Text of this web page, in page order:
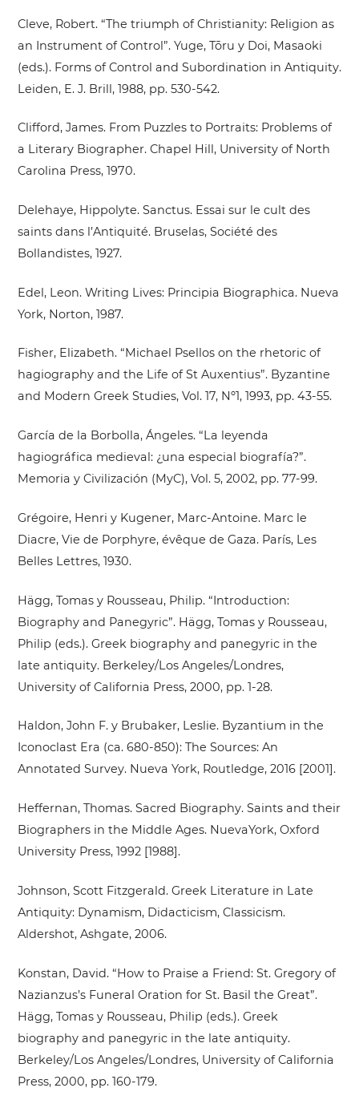
Cleve, Robert. “The triumph of Christianity: Religion as
an Instrument of Control”. Yuge, Tōru y Doi, Masaoki
(eds.). Forms of Control and Subordination in Antiquity.
Leiden, E. J. Brill, 1988, pp. 530-542.
Clifford, James. From Puzzles to Portraits: Problems of
a Literary Biographer. Chapel Hill, University of North
Carolina Press, 1970.
Delehaye, Hippolyte. Sanctus. Essai sur le cult des
saints dans l’Antiquité. Bruselas, Société des
Bollandistes, 1927.
Edel, Leon. Writing Lives: Principia Biographica. Nueva
York, Norton, 1987.
Fisher, Elizabeth. “Michael Psellos on the rhetoric of
hagiography and the Life of St Auxentius”. Byzantine
and Modern Greek Studies, Vol. 17, Nº1, 1993, pp. 43-55.
García de la Borbolla, Ángeles. “La leyenda
hagiográfica medieval: ¿una especial biografía?”.
Memoria y Civilización (MyC), Vol. 5, 2002, pp. 77-99.
Grégoire, Henri y Kugener, Marc-Antoine. Marc le
Diacre, Vie de Porphyre, évêque de Gaza. París, Les
Belles Lettres, 1930.
Hägg, Tomas y Rousseau, Philip. “Introduction:
Biography and Panegyric”. Hägg, Tomas y Rousseau,
Philip (eds.). Greek biography and panegyric in the
late antiquity. Berkeley/Los Angeles/Londres,
University of California Press, 2000, pp. 1-28.
Haldon, John F. y Brubaker, Leslie. Byzantium in the
Iconoclast Era (ca. 680-850): The Sources: An
Annotated Survey. Nueva York, Routledge, 2016 [2001].
Heffernan, Thomas. Sacred Biography. Saints and their
Biographers in the Middle Ages. NuevaYork, Oxford
University Press, 1992 [1988].
Johnson, Scott Fitzgerald. Greek Literature in Late
Antiquity: Dynamism, Didacticism, Classicism.
Aldershot, Ashgate, 2006.
Konstan, David. “How to Praise a Friend: St. Gregory of
Nazianzus’s Funeral Oration for St. Basil the Great”.
Hägg, Tomas y Rousseau, Philip (eds.). Greek
biography and panegyric in the late antiquity.
Berkeley/Los Angeles/Londres, University of California
Press, 2000, pp. 160-179.